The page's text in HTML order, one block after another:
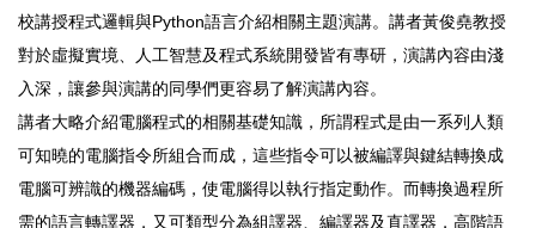
校講授程式邏輯與Python語言介紹相關主題演講。講者黃俊堯教授
對於虛擬實境、人工智慧及程式系統開發皆有專研，演講內容由淺
入深，讓參與演講的同學們更容易了解演講內容。
講者大略介紹電腦程式的相關基礎知識，所謂程式是由一系列人類
可知曉的電腦指令所組合而成，這些指令可以被編譯與鍵結轉換成
電腦可辨識的機器編碼，使電腦得以執行指定動作。而轉換過程所
需的語言轉譯器，又可類型分為組譯器、編譯器及直譯器，高階語